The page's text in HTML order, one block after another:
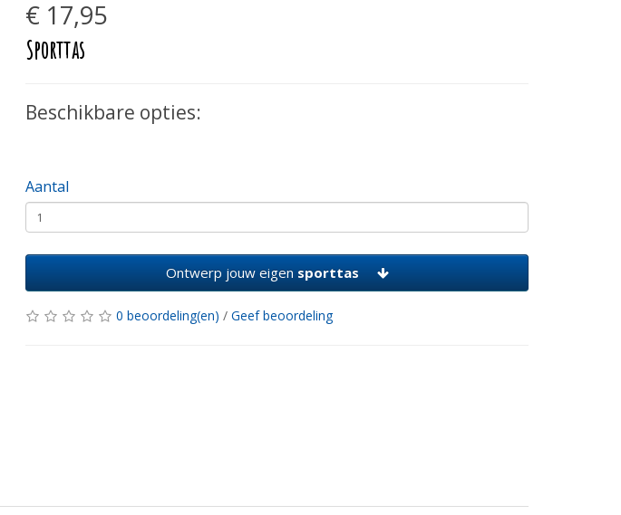
€ 17,95
Sporttas
Beschikbare opties:
Aantal
Ontwerp jouw eigen sporttas
0 beoordeling(en) / Geef beoordeling